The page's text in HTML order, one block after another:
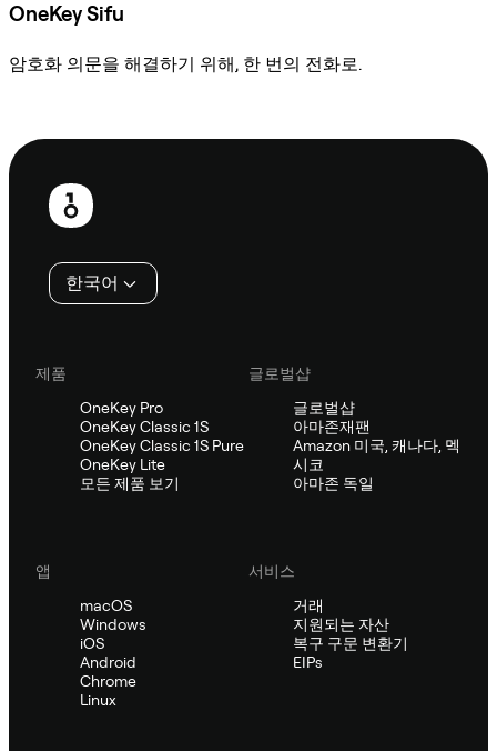
OneKey Sifu
암호화 의문을 해결하기 위해, 한 번의 전화로.
보
한국어
제품
OneKey Pro
OneKey Classic 1S
OneKey Classic 1S Pure
OneKey Lite
모든 제품 보기
글로벌샵
글로벌샵
아마존재팬
Amazon 미국, 캐나다, 멕
시코
아마존 독일
앱
macOS
Windows
iOS
Android
Chrome
Linux
서비스
거래
지원되는 자산
복구 구문 변환기
EIPs